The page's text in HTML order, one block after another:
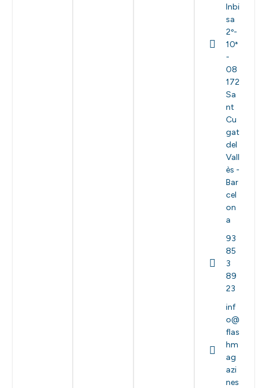
Inbi
sa
2º-
10ª
-
08
172
Sa
nt
Cu
gat
del
Vall
ès -
Bar
cel
on
a
93
85
3
89
23
inf
o@
flas
hm
ag
azi
nes